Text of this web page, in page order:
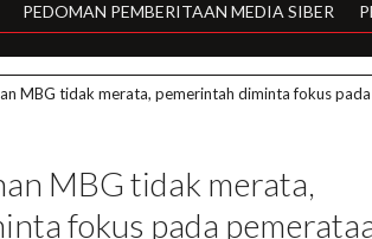
PEDOMAN PEMBERITAAN MEDIA SIBER
MBG tidak merata, pemerintah diminta fokus pada
MBG tidak merata,
fokus pada